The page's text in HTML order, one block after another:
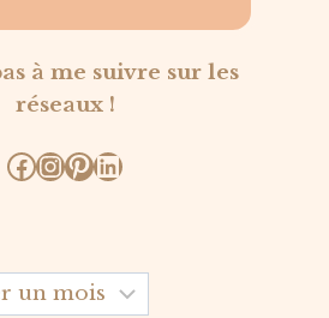
à me suivre sur les
réseaux !
Facebook
Instagram
Pinterest
LinkedIn